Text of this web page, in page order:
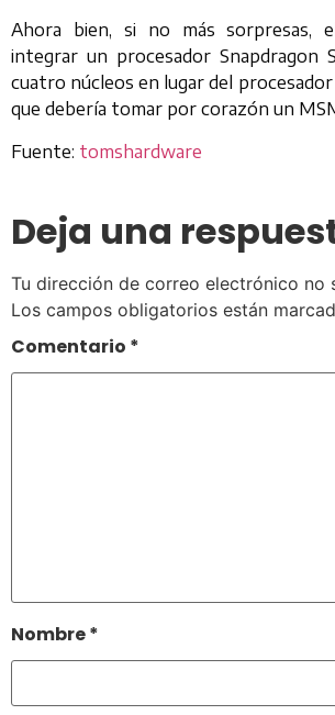
Ahora bien, si no más sorpresas,
integrar un procesador Snapdragon
cuatro núcleos en lugar del procesador
que debería tomar por corazón un
Fuente: tomshardware
Deja una
Tu dirección de correo electrónico no
Los campos obligatorios están
Comentario *
Nombre*